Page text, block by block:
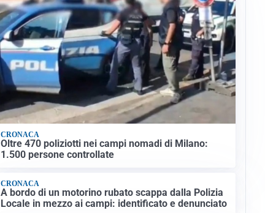
CRONACA
Oltre 470 poliziotti nei campi nomadi di Milano:
1.500 persone controllate
CRONACA
A bordo di un motorino rubato scappa dalla Polizia
Locale in mezzo ai campi: identificato e denunciato